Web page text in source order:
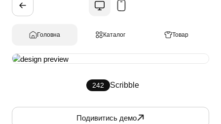
Головна Каталог Товар
242 Scribble
Подивитись демо